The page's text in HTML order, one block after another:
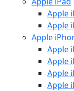
Apple
Apple
Apple
Apple
Apple
Apple
Apple